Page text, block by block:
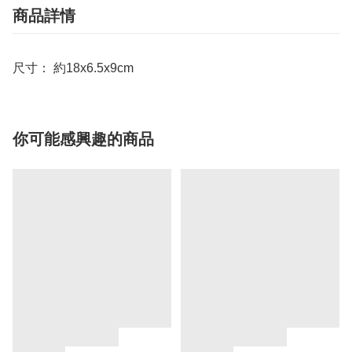
商品詳情
尺寸： 約18x6.5x9cm
你可能感興趣的商品